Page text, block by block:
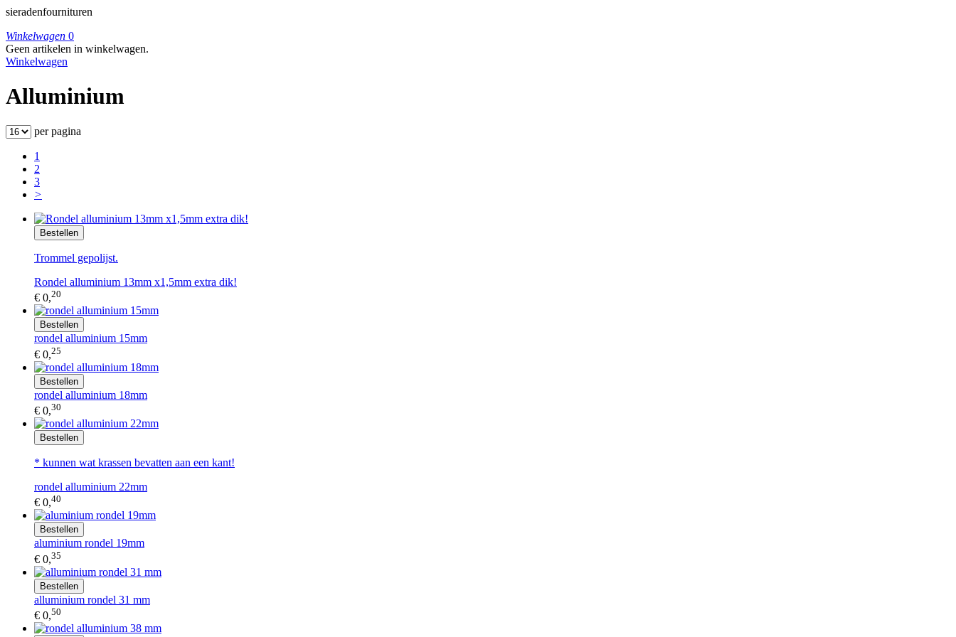
sieradenfournituren
Winkelwagen 0
Geen artikelen in winkelwagen.
Winkelwagen
Alluminium
per pagina
1
2
3
>
Bestellen
Trommel gepolijst.
Rondel alluminium 13mm x1,5mm extra dik!
€ 0,20
Bestellen
rondel alluminium 15mm
€ 0,25
Bestellen
rondel alluminium 18mm
€ 0,30
Bestellen
* kunnen wat krassen bevatten aan een kant!
rondel alluminium 22mm
€ 0,40
Bestellen
aluminium rondel 19mm
€ 0,35
Bestellen
alluminium rondel 31 mm
€ 0,50